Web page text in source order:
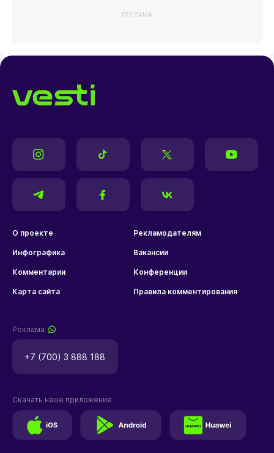
РЕКЛАМА
О проекте Рекламодателям
Инфографика Вакансии
Комментарии Конференции
Карта сайта Правила комментирования
Реклама
+7 (700) 3 888 188
Скачать наше приложение